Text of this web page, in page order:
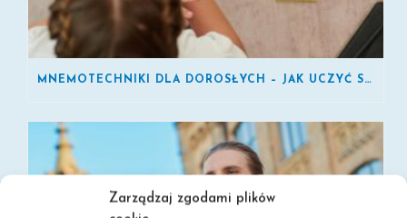
Zarządzaj zgodami plików
MNEMOTECHNIKI DLA DOROSŁYCH – JAK UCZYĆ SIĘ SZYBCIEJ?